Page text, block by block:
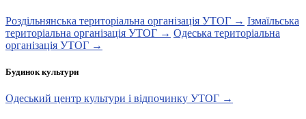
Роздільнянська територіальна організація УТОГ → Ізмаїльська
територіальна організація УТОГ → Одеська територіальна
організація УТОГ →
Будинок культури
Одеський центр культури і відпочинку УТОГ →